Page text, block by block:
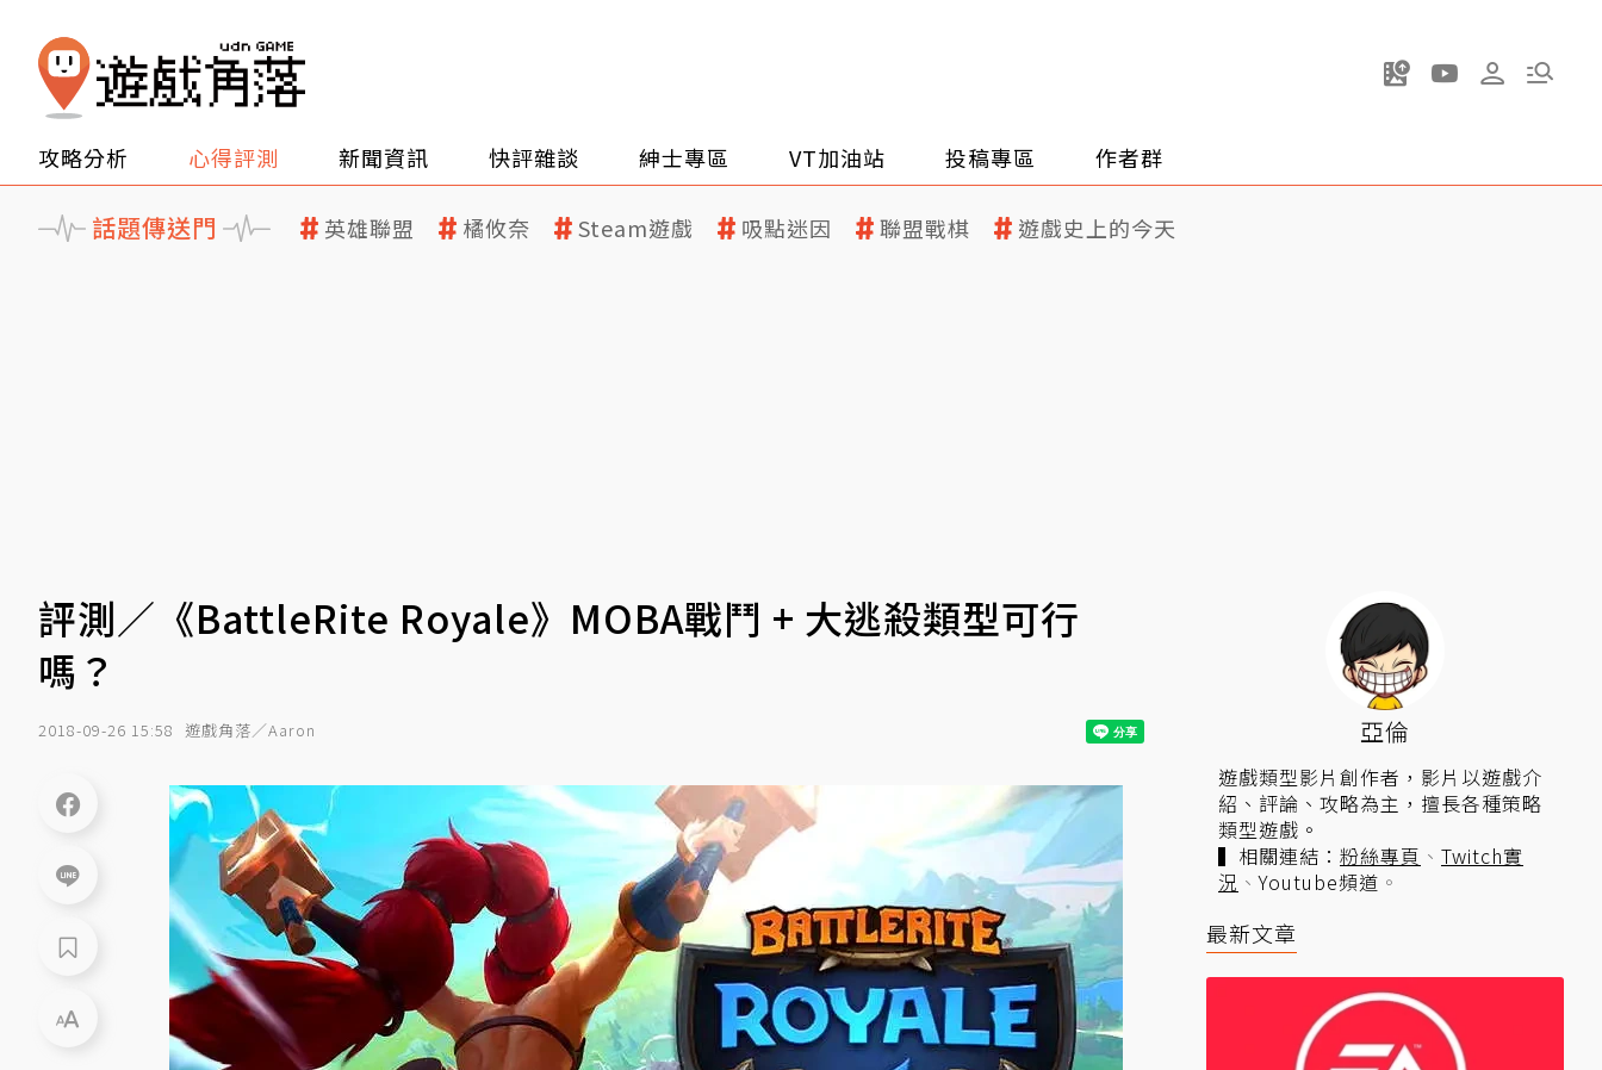
攻略分析 心得評測 新聞資訊 快評雜談 紳士專區 VT加油站 投稿專區 作者群
話題傳送門 英雄聯盟 橘攸奈 Steam遊戲 吸點迷因 聯盟戰棋 遊戲史上的今天
評測／《BattleRite Royale》MOBA戰鬥 + 大逃殺類型可行
嗎？
2018-09-26 15:58 遊戲角落／Aaron 亞倫
遊戲類型影片創作者，影片以遊戲介
紹、評論、攻略為主，擅長各種策略
類型遊戲。
▍相關連結： 粉絲專頁 、 Twitch實
況 、Youtube頻道 。
最新文章